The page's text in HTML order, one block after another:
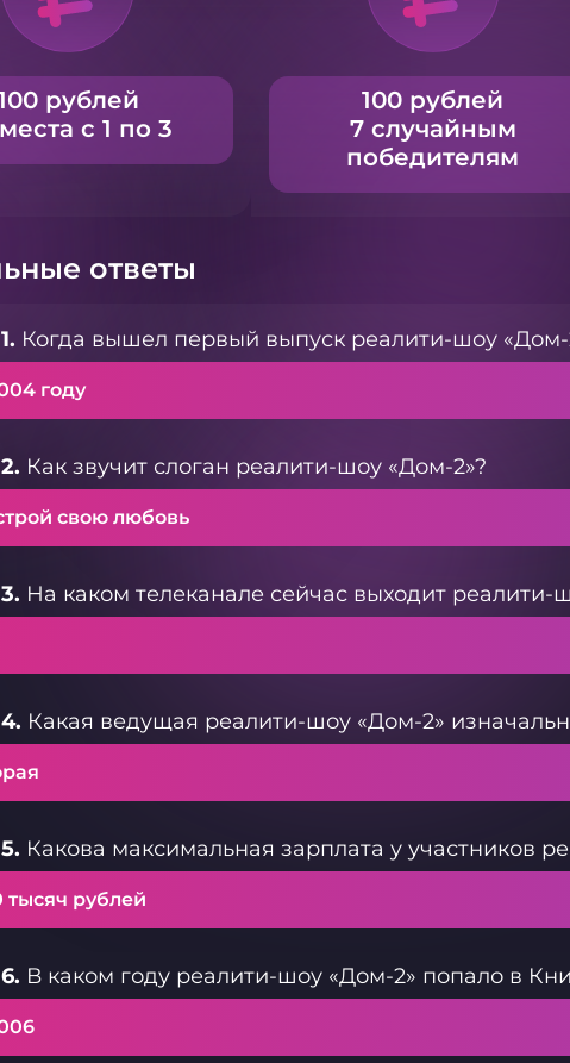
рублей
с 1 по 3
100 рублей
7 случайным
победителям
ответы
Когда вышел первый выпуск реалити-шоу «Дом-
году
Как звучит слоган реалити-шоу «Дом-2»?
свою любовь
На каком телеканале сейчас выходит реалити-
Какая ведущая реалити-шоу «Дом-2»
Какова максимальная зарплата у участников
тысяч рублей
В каком году реалити-шоу «Дом-2» попало в